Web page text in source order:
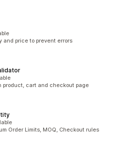
and price to prevent errors
product, cart and checkout page
Order Limits, MOQ, Checkout rules